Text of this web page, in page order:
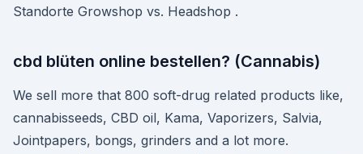
Standorte Growshop vs. Headshop .
cbd blüten online bestellen? (Cannabis)
We sell more that 800 soft-drug related products like,
cannabisseeds, CBD oil, Kama, Vaporizers, Salvia,
Jointpapers, bongs, grinders and a lot more.